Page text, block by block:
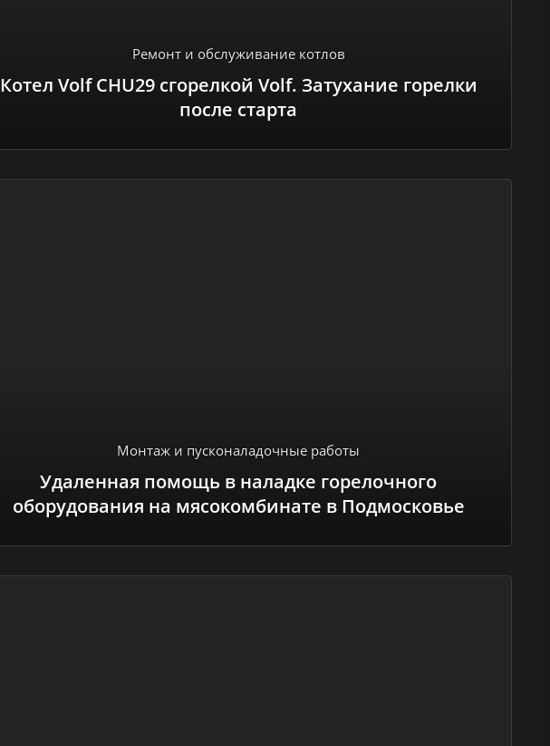
Ремонт и обслуживание котлов
Котел Volf CHU29 сгорелкой Volf. Затухание горелки
после старта
Монтаж и пусконаладочные работы
Удаленная помощь в наладке горелочного
оборудования на мясокомбинате в Подмосковье